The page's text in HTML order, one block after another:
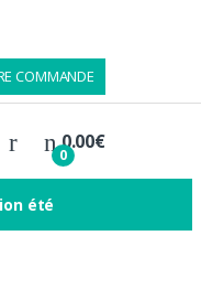
COMMANDE
0
0.00€
été